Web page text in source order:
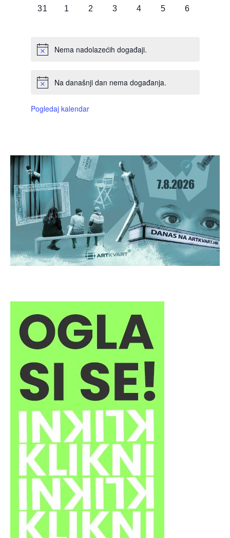
0
31
0
1
0
2
0
3
0
4
0
5
0
6
Nema nadolazećih događaji.
Na današnji dan nema događanja.
Pogledaj kalendar